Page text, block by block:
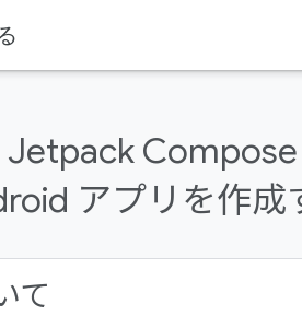
Jetpack
アプリを作成
て